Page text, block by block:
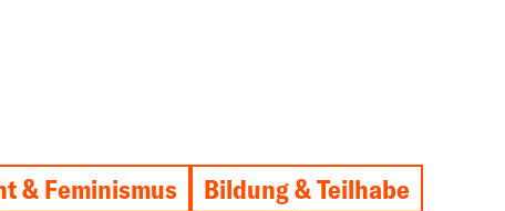
& Feminismus
Bildung & Teilhabe